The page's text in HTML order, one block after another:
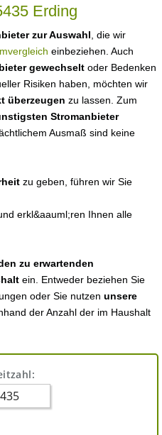
Erding
zur Auswahl , die wir
einbeziehen. Auch
gewechselt oder Bedenken
Risiken haben, möchten wir
überzeugen zu lassen. Zum
Stromanbieter
Ausmaß sind keine
zu geben, führen wir Sie
erkl&aauml;ren Ihnen alle
zu erwartenden
ein. Entweder beziehen Sie
oder Sie nutzen unsere
der Anzahl der im Haushalt